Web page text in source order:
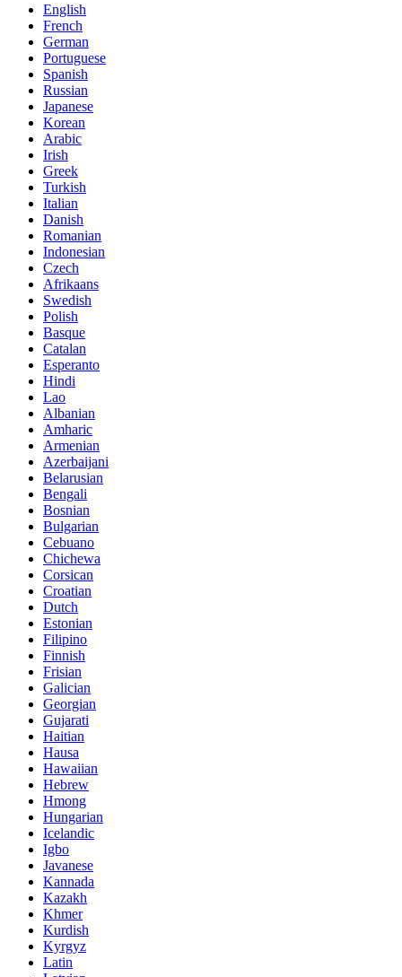
English
French
German
Portuguese
Spanish
Russian
Japanese
Korean
Arabic
Irish
Greek
Turkish
Italian
Danish
Romanian
Indonesian
Czech
Afrikaans
Swedish
Polish
Basque
Catalan
Esperanto
Hindi
Lao
Albanian
Amharic
Armenian
Azerbaijani
Belarusian
Bengali
Bosnian
Bulgarian
Cebuano
Chichewa
Corsican
Croatian
Dutch
Estonian
Filipino
Finnish
Frisian
Galician
Georgian
Gujarati
Haitian
Hausa
Hawaiian
Hebrew
Hmong
Hungarian
Icelandic
Igbo
Javanese
Kannada
Kazakh
Khmer
Kurdish
Kyrgyz
Latin